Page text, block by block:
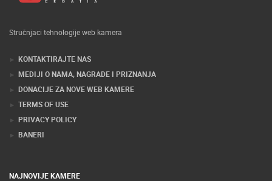
Stručnjaci tehnologije web kamera
KONTAKTIRAJTE NAS
MEDIJI O NAMA, NAGRADE I PRIZNANJA
DONACIJE ZA NOVE WEB KAMERE
TERMS OF USE
PRIVACY POLICY
BANERI
NAJNOVIJE KAMERE